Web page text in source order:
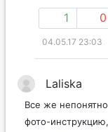
1 0
04.05.17 23:03
Laliska
Все же
фото-